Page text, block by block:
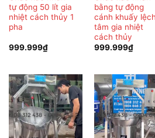
tự động 50 lít gia
nhiệt cách thủy 1
pha
999.999₫
bằng tự động
cánh khuấy lệch
tâm gia nhiệt
cách thủy
999.999₫